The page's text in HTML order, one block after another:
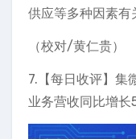
供应等多种因素有
（校对/黄仁贵）
7.【每日收评】集
业务营收同比增长